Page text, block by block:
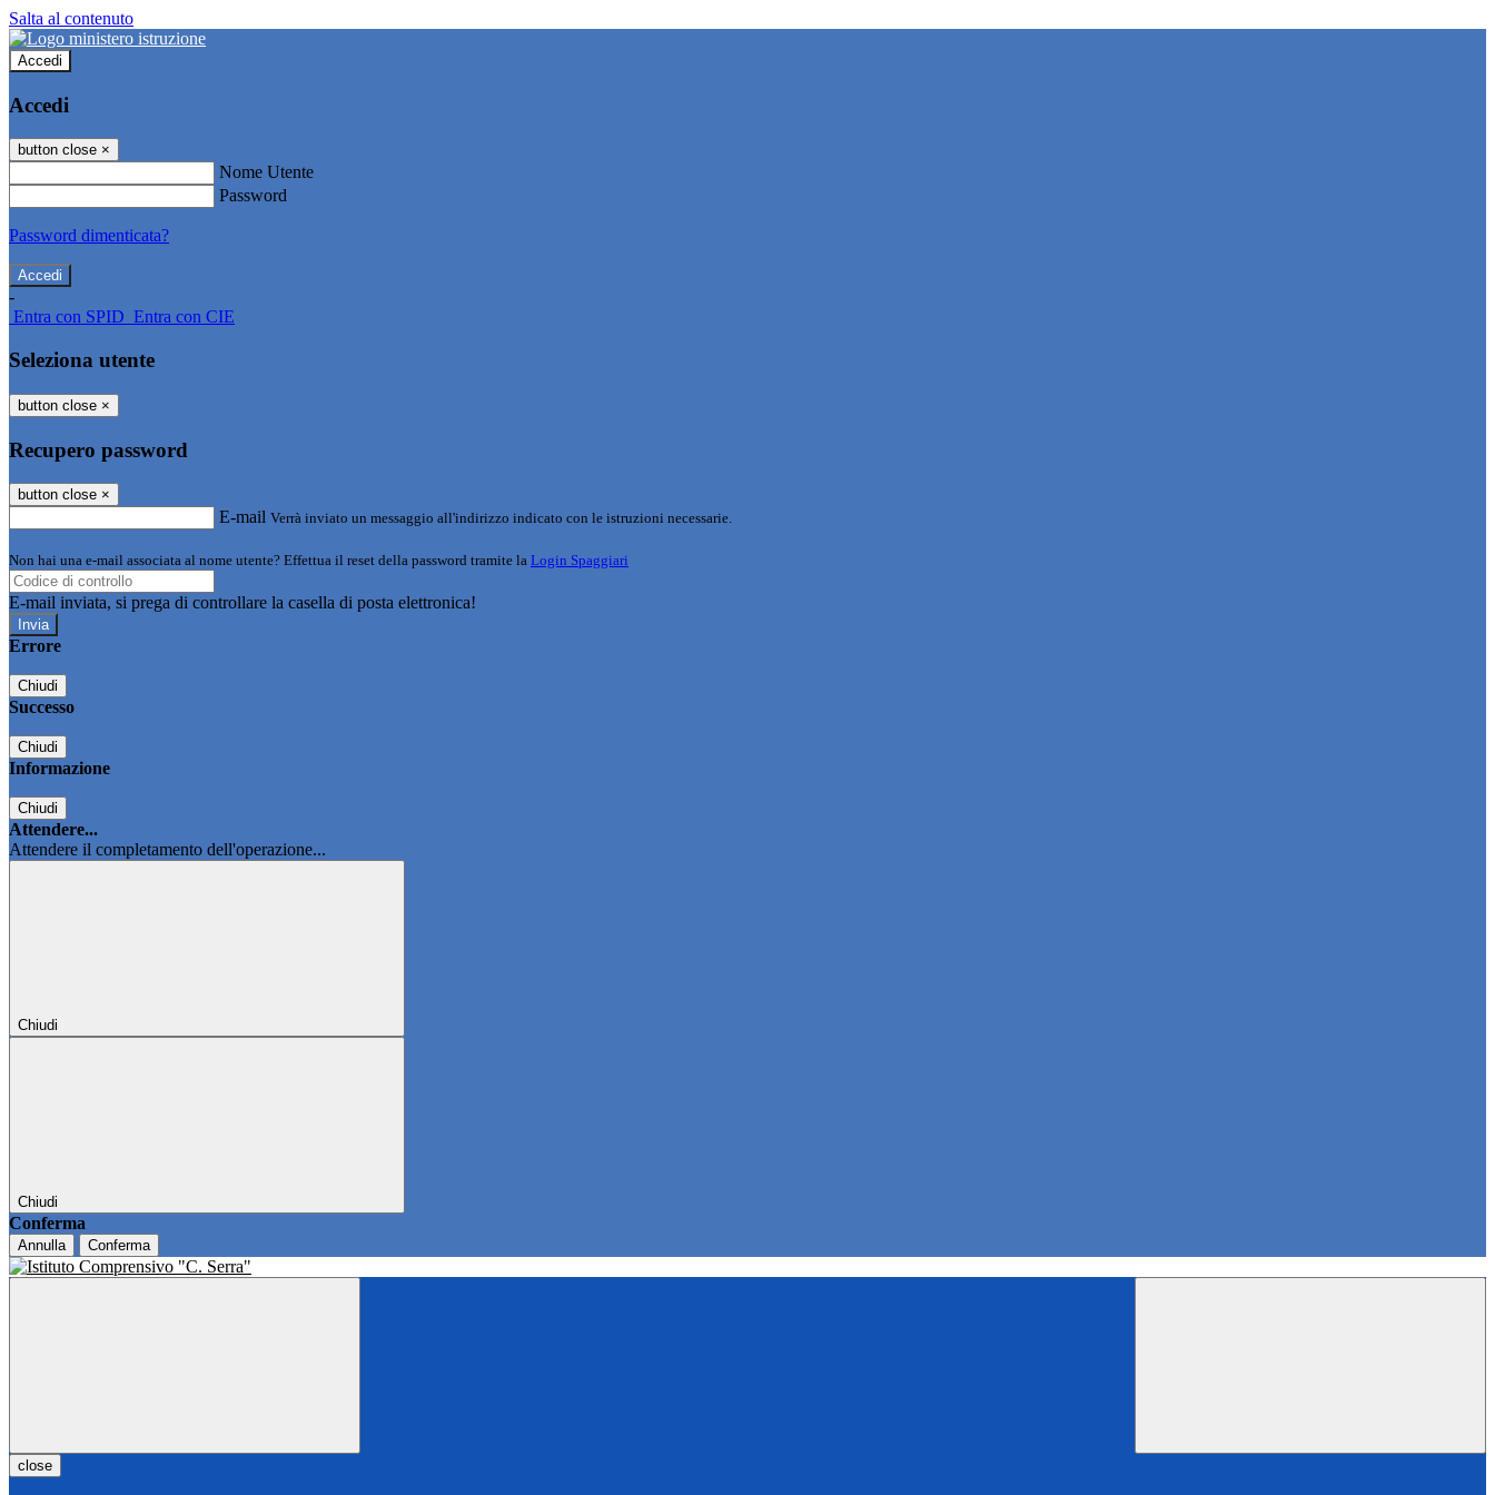
Salta al contenuto
Accedi
Accedi
button close ×
Nome Utente
Password
Password dimenticata?
-
Entra con SPID Entra con CIE
Seleziona utente
button close ×
Recupero password
button close ×
E-mail Verrà inviato un messaggio all'indirizzo indicato con le istruzioni necessarie.
Non hai una e-mail associata al nome utente? Effettua il reset della password tramite la Login Spaggiari
E-mail inviata, si prega di controllare la casella di posta elettronica!
Errore
Chiudi
Successo
Chiudi
Informazione
Chiudi
Attendere...
Attendere il completamento dell'operazione...
Chiudi
Chiudi
Conferma
Annulla Conferma
close